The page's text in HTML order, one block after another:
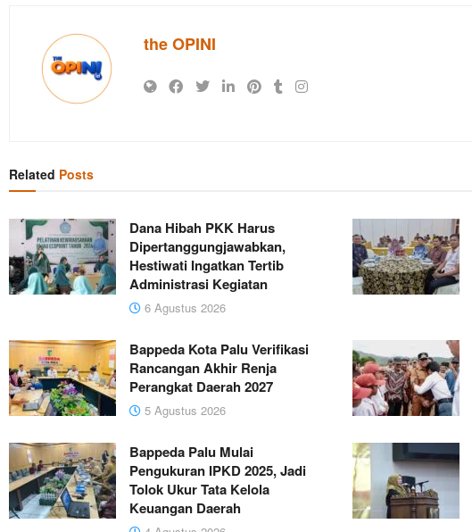
the OPINI
Related Posts
Dana Hibah PKK Harus
Dipertanggungjawabkan,
Hestiwati Ingatkan Tertib
Administrasi Kegiatan
6 Agustus 2026
Bappeda Kota Palu Verifikasi
Rancangan Akhir Renja
Perangkat Daerah 2027
5 Agustus 2026
Bappeda Palu Mulai
Pengukuran IPKD 2025, Jadi
Tolok Ukur Tata Kelola
Keuangan Daerah